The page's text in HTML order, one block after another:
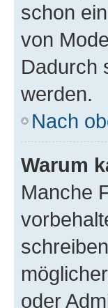
schon
von
Dadurch
werden.
Nach
Warum
Manche
oder